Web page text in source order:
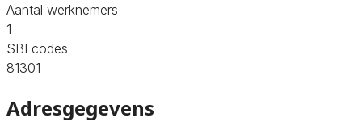
Aantal werknemers
1
SBI codes
81301
Adresgegevens